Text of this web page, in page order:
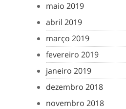
maio 2019
abril 2019
março 2019
fevereiro 2019
janeiro 2019
dezembro 2018
novembro 2018